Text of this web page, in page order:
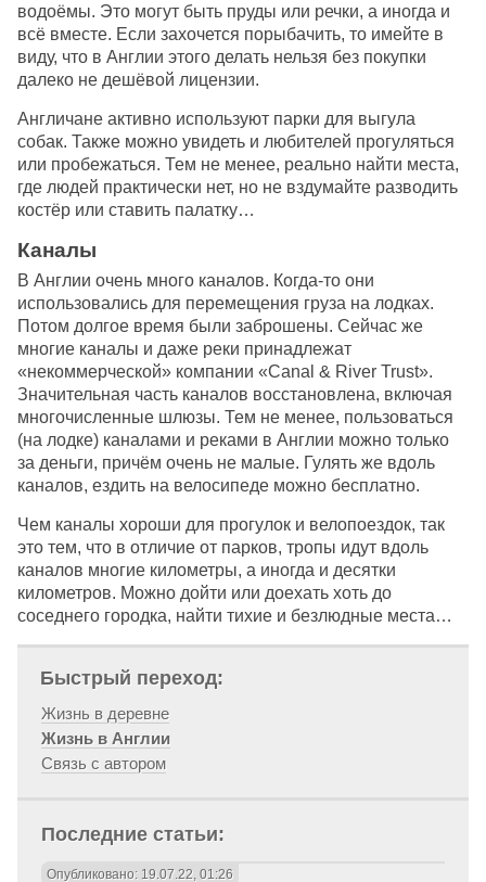
водоёмы. Это могут быть пруды или речки, а иногда и
всё вместе. Если захочется порыбачить, то имейте в
виду, что в Англии этого делать нельзя без покупки
далеко не дешёвой лицензии.
Англичане активно используют парки для выгула
собак. Также можно увидеть и любителей прогуляться
или пробежаться. Тем не менее, реально найти места,
где людей практически нет, но не вздумайте разводить
костёр или ставить палатку…
Каналы
В Англии очень много каналов. Когда-то они
использовались для перемещения груза на лодках.
Потом долгое время были заброшены. Сейчас же
многие каналы и даже реки принадлежат
«некоммерческой» компании «Canal & River Trust».
Значительная часть каналов восстановлена, включая
многочисленные шлюзы. Тем не менее, пользоваться
(на лодке) каналами и реками в Англии можно только
за деньги, причём очень не малые. Гулять же вдоль
каналов, ездить на велосипеде можно бесплатно.
Чем каналы хороши для прогулок и велопоездок, так
это тем, что в отличие от парков, тропы идут вдоль
каналов многие километры, а иногда и десятки
километров. Можно дойти или доехать хоть до
соседнего городка, найти тихие и безлюдные места…
Быстрый переход:
Жизнь в деревне
Жизнь в Англии
Связь с автором
Последние статьи:
Опубликовано: 19.07.22, 01:26